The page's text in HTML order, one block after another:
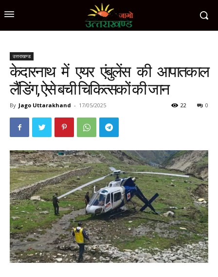
उत्तराखण्ड
केदारनाथ में एयर एंबुलेंस की आपातकाल
लैंडिंग, ऐसे बची चिकित्सकों की जान
By Jago Uttarakhand - 17/05/2025 0
22